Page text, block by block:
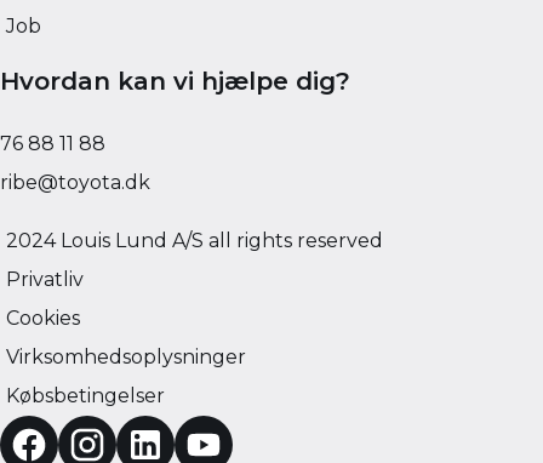
Job
Hvordan kan vi hjælpe dig?
76 88 11 88
ribe@toyota.dk
2024 Louis Lund A/S all rights reserved
Privatliv
Cookies
Virksomhedsoplysninger
Købsbetingelser